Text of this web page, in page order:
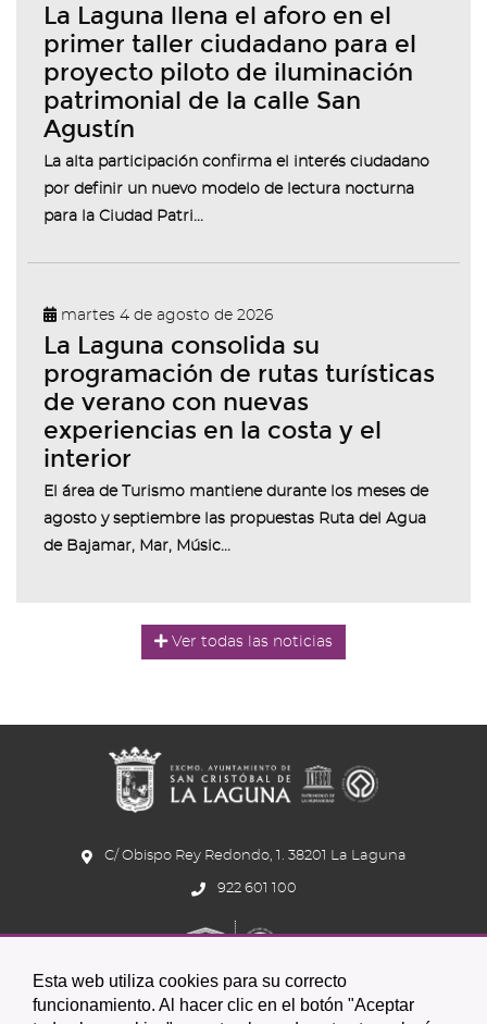
Esta web utiliza cookies para su correcto
funcionamiento. Al hacer clic en el botón "Aceptar
La Laguna llena el aforo en el
primer taller ciudadano para el
proyecto piloto de iluminación
patrimonial de la calle San
Agustín
La alta participación confirma el interés ciudadano
por definir un nuevo modelo de lectura nocturna
para la Ciudad Patri...
martes 4 de agosto de 2026
La Laguna consolida su
programación de rutas turísticas
de verano con nuevas
experiencias en la costa y el
interior
El área de Turismo mantiene durante los meses de
agosto y septiembre las propuestas Ruta del Agua
de Bajamar, Mar, Músic...
Ver todas las noticias
C/ Obispo Rey Redondo, 1. 38201 La Laguna
922 601 100